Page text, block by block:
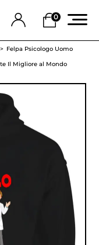
0
Felpa Psicologo Uomo
Il Migliore al Mondo